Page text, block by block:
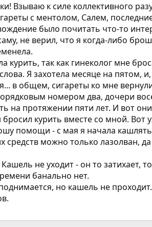
Взываю к силе коллективного
с ментолом, Салем,
было почитать что-то
не верил, что я когда-либо
так как гинеколог мне
Я захотела месяце на пятом,
в общем, сигареты ко мне
номером два, дочери
на протяжении пяти лет. И вот
курить вместе со мной. Вот
помощи - с мая я начала
можно только лазолван,
не уходит - он то затихает,
банально нет.
но кашель не проходит.